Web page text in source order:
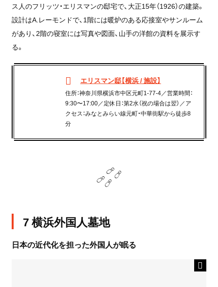
ス人のフリッツ・エリスマンの邸宅で、大正15年（1926）の建築。
設計はA.レーモンドで、1階には暖炉のある応接室やサンルーム
があり、2階の寝室には写真や図面、山手の洋館の資料を展示す
る。
エリスマン邸【横浜 / 施設】
住所：神奈川県横浜市中区元町1-77-4／営業時間：
9:30〜17:00／定休日：第2水（祝の場合は翌）／ア
クセス：みなとみらい線元町・中華街駅から徒歩8
分
7 横浜外国人墓地
日本の近代化を担った外国人が眠る